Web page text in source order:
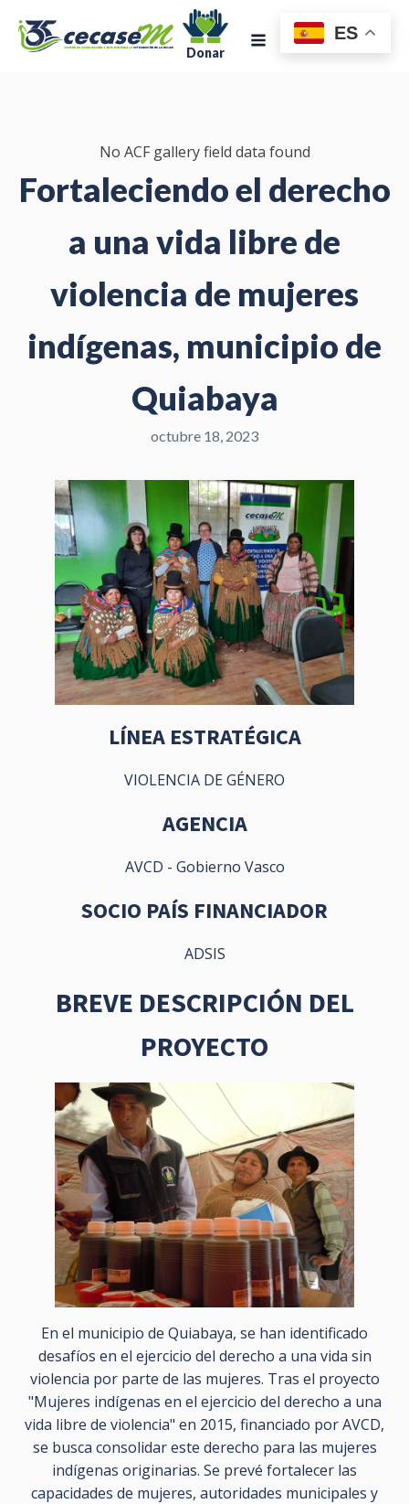
Donar
ES
No ACF gallery field data found
Fortaleciendo el derecho
a una vida libre de
violencia de mujeres
indígenas, municipio de
Quiabaya
octubre 18, 2023
LÍNEA ESTRATÉGICA
VIOLENCIA DE GÉNERO
AGENCIA
AVCD - Gobierno Vasco
SOCIO PAÍS FINANCIADOR
ADSIS
BREVE DESCRIPCIÓN DEL
PROYECTO
En el municipio de Quiabaya, se han identificado
desafíos en el ejercicio del derecho a una vida sin
violencia por parte de las mujeres. Tras el proyecto
"Mujeres indígenas en el ejercicio del derecho a una
vida libre de violencia" en 2015, financiado por AVCD,
se busca consolidar este derecho para las mujeres
indígenas originarias. Se prevé fortalecer las
capacidades de mujeres, autoridades municipales y